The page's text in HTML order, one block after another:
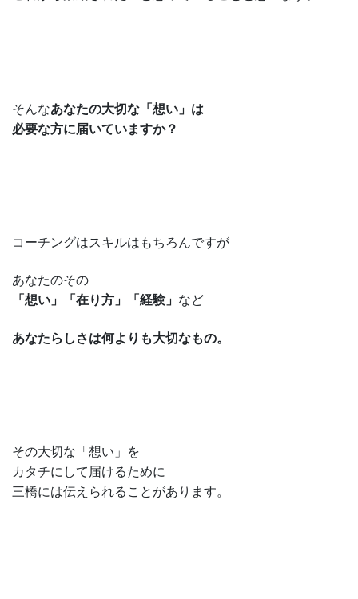
そんなあなたの大切な「想い」は
必要な方に届いていますか？
コーチングはスキルはもちろんですが
あなたのその
「想い」
「在り方」「経験」 など
あなたらしさは何よりも大切なもの。
その大切な「想い」を
カタチにして届けるために
三橋には伝えられることがあります。